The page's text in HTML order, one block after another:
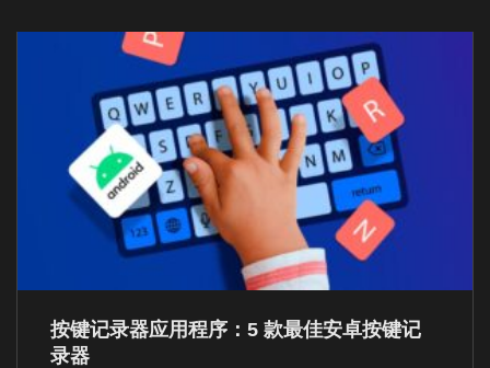
按键记录器应用程序：5 款最佳安卓按键记
录器